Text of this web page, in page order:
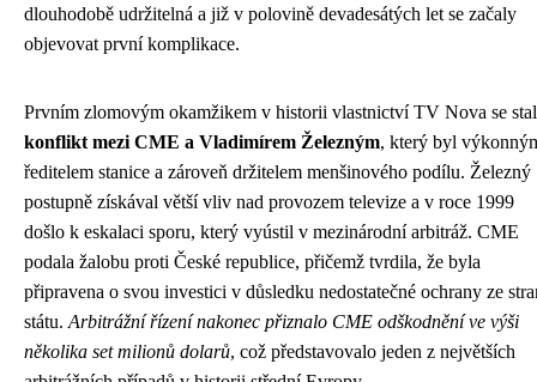
dlouhodobě udržitelná a již v polovině devadesátých let se začaly
objevovat první komplikace.
Prvním zlomovým okamžikem v historii vlastnictví TV Nova se stal
konflikt mezi CME a Vladimírem Železným, který byl
ředitelem stanice a zároveň držitelem menšinového podílu. Železný
postupně získával větší vliv nad provozem televize a v roce 1999
došlo k eskalaci sporu, který vyústil v mezinárodní arbitráž. CME
podala žalobu proti České republice, přičemž tvrdila, že byla
připravena o svou investici v důsledku nedostatečné ochrany ze
státu. Arbitrážní řízení nakonec přiznalo CME odškodnění ve výši
několika set milionů dolarů, což představovalo jeden z největších